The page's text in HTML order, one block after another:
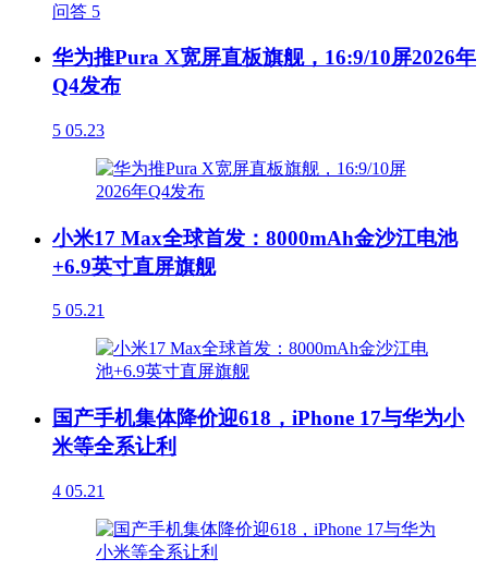
问答 5
华为推Pura X宽屏直板旗舰，16:9/10屏2026年
Q4发布
5 05.23
小米17 Max全球首发：8000mAh金沙江电池
+6.9英寸直屏旗舰
5 05.21
国产手机集体降价迎618，iPhone 17与华为小
米等全系让利
4 05.21